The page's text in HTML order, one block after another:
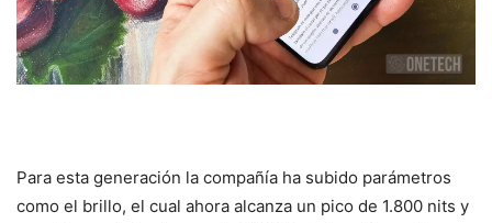
Para esta generación la compañía ha subido parámetros
como el brillo, el cual ahora alcanza un pico de 1.800 nits y